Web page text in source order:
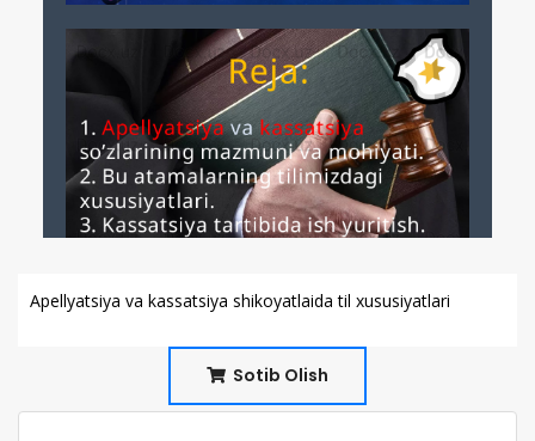
Apellyatsiya va kassatsiya shikoyatlaida til xususiyatlari
Sotib Olish